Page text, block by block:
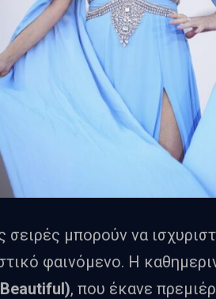
σειρές μπορούν να
φαινόμενο. Η
, που έκανε